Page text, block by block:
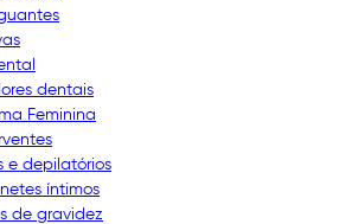
dentais
Feminina
e depilatórios
íntimos
de gravidez